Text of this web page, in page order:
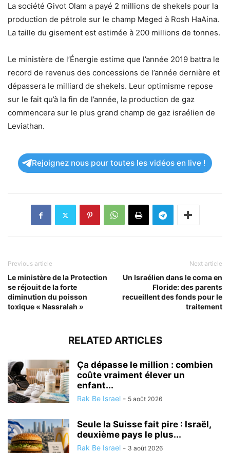
La société Givot Olam a payé 2 millions de shekels pour la
production de pétrole sur le champ Meged à Rosh HaAina.
La taille du gisement est estimée à 200 millions de tonnes.
Le ministère de l’Énergie estime que l’année 2019 battra le
record de revenus des concessions de l’année dernière et
dépassera le milliard de shekels. Leur optimisme repose
sur le fait qu’à la fin de l’année, la production de gaz
commencera sur le plus grand champ de gaz israélien de
Leviathan.
Rejoignez nous pour toutes les vidéos en live !
Previous article
Le ministère de la Protection
se réjouit de la forte
diminution du poisson
toxique « Nassralah »
Next article
Un Israélien dans le coma en
Floride: des parents
recueillent des fonds pour le
traitement
RELATED ARTICLES
Ça dépasse le million : combien
coûte vraiment élever un
enfant...
Rak Be Israel - 5 août 2026
Seule la Suisse fait pire : Israël,
deuxième pays le plus...
Rak Be Israel - 3 août 2026